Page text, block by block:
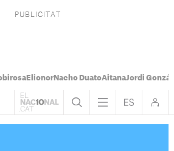
ElionorNacho DuatoAitanaJordi